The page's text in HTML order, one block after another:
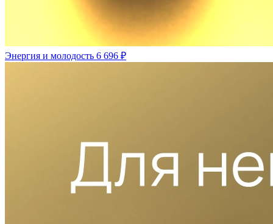
Энергия и молодость 6 696 ₽